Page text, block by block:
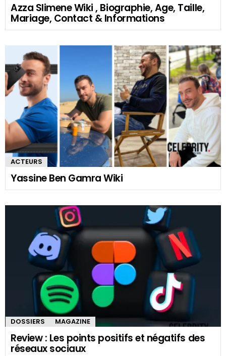
Azza Slimene Wiki , Biographie, Age, Taille,
Mariage, Contact & Informations
ACTEURS
Yassine Ben Gamra Wiki
DOSSIERS MAGAZINE
Review : Les points positifs et négatifs des
réseaux sociaux